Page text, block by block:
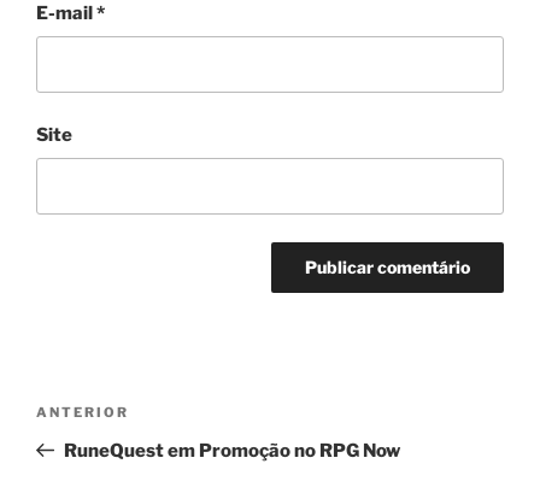
E-mail*
Site
Post
Post
anterior
ANTERIOR
RuneQuest em Promoção no RPG Now